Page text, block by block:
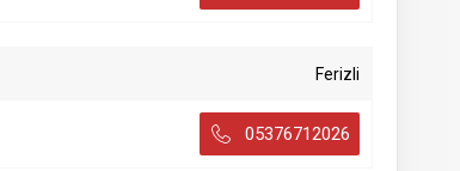
Ferizli
05376712026